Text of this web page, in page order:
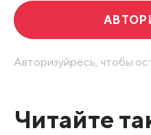
Авторизуйресь, чтобы
Читайте